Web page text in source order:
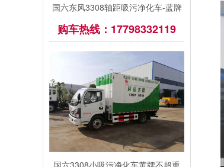
国六东风3308轴距吸污净化车-蓝牌
购车热线：17798332119
国六3308小吸污净化车黄牌不超重